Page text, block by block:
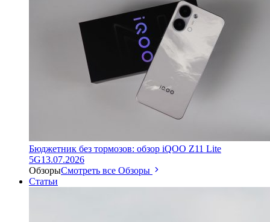
Бюджетник без тормозов: обзор iQOO Z11 Lite
5G13.07.2026
ОбзорыСмотреть все Обзоры
Статьи